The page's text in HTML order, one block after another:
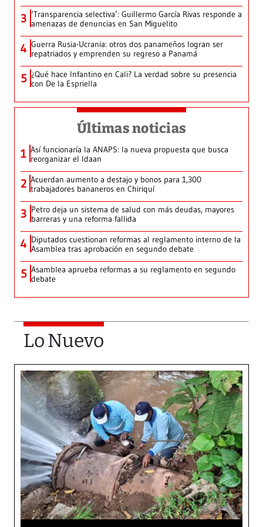
3 ‘Transparencia selectiva’: Guillermo García Rivas responde a
amenazas de denuncias en San Miguelito
4 Guerra Rusia-Ucrania: otros dos panameños logran ser
repatriados y emprenden su regreso a Panamá
5 ¿Qué hace Infantino en Cali? La verdad sobre su presencia
con De la Espriella
Últimas noticias
1 Así funcionaría la ANAPS: la nueva propuesta que busca
reorganizar el Idaan
2 Acuerdan aumento a destajo y bonos para 1,300
trabajadores bananeros en Chiriquí
3 Petro deja un sistema de salud con más deudas, mayores
barreras y una reforma fallida
4 Diputados cuestionan reformas al reglamento interno de la
Asamblea tras aprobación en segundo debate
5 Asamblea aprueba reformas a su reglamento en segundo
debate
Lo Nuevo